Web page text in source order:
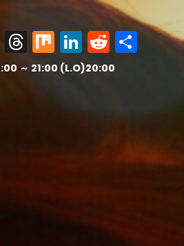
Facebook
Threads
MixLinkedIn
Reddit
共
～ 21:00 (L.O)20:00